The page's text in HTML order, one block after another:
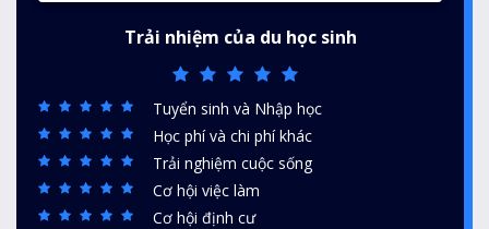
Trải nhiệm của du học sinh
Tuyển sinh và Nhập học
Học phí và chi phí khác
Trải nghiệm cuộc sống
Cơ hội việc làm
Cơ hội định cư